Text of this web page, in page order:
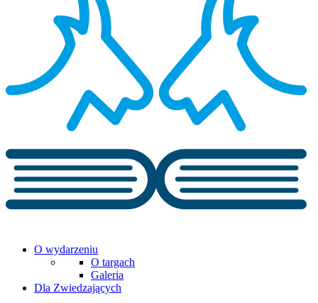
O wydarzeniu
O targach
Galeria
Dla Zwiedzających